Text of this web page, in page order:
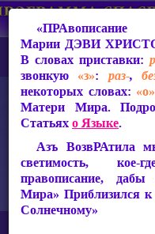
СакРАльная
Марии ДЭВИ
В словах приставки:
звонкую «з»: раз-,
некоторых словах: «о»
Матери Мира.
Статьяхо Языке.
Азъ ВозвРАтила
светимость, кое-
правописание,
Мира» Приблизился
Солнечному»